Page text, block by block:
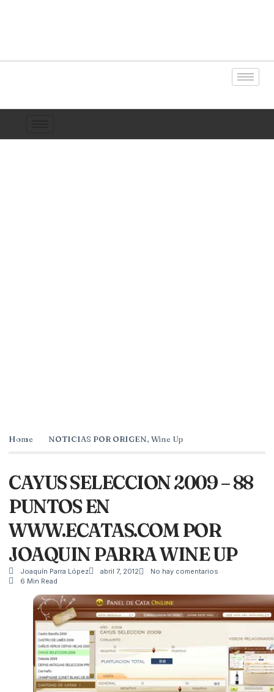
Home NOTICIAS POR ORIGEN, Wine Up
CAYUS SELECCION 2009 – 88
PUNTOS EN
WWW.ECATAS.COM POR
JOAQUIN PARRA WINE UP
Joaquín Parra López abril 7, 2012
No hay comentarios
6 Min Read